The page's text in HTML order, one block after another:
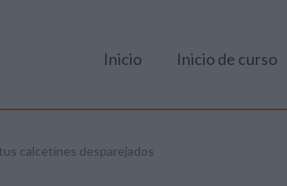
Inicio Inicio de curso
calcetines desparejados